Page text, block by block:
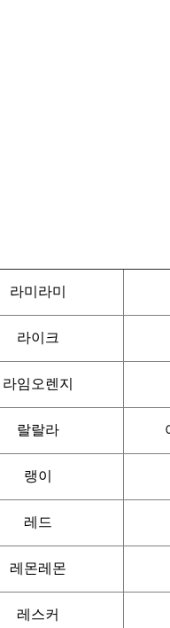
라미라미
라이크
라임오렌지
랄랄라
랭이
레드
레몬레몬
레스커